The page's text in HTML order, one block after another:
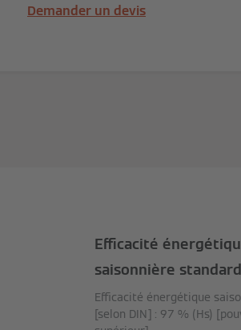
Demander un devis
Efficacité
saisonnière
Efficacité énergétique
[selon DIN] : 97 % (Hs)